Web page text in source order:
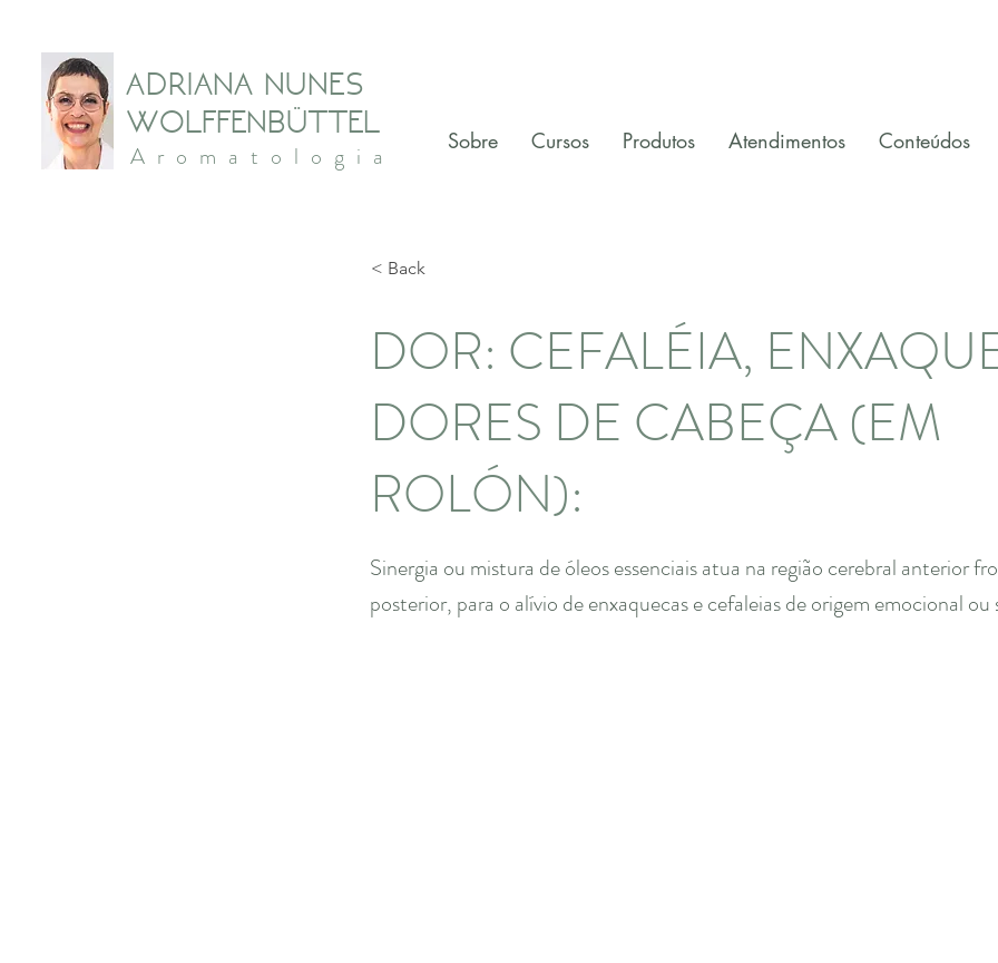
Sobre Cursos Produtos Atendimentos Conteúdos
ADRIANA NUNES
WOLFFENBÜTTEL
Aromatologia
< Back
DOR: CEFALÉIA,
DORES DE CABEÇA (EM
ROLÓN):
Sinergia ou mistura de óleos essenciais atua na região cerebral anterior
posterior, para o alívio de enxaquecas e cefaleias de origem emocional ou